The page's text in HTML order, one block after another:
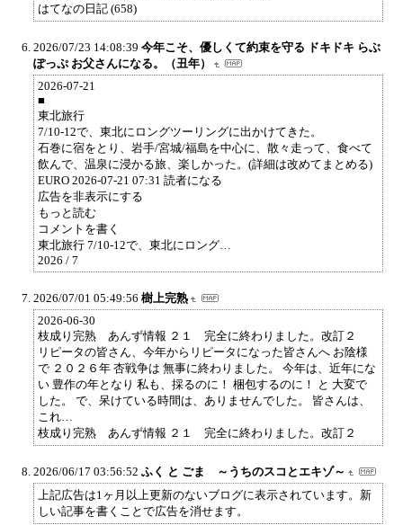
はてなの日記 (658)
2026/07/23 14:08:39 今年こそ、優しくて約束を守る ドキドキ らぶ
ぽっぷ お父さんになる。（丑年）
2026-07-21
■
東北旅行
7/10-12で、東北にロングツーリングに出かけてきた。
石巻に宿をとり、岩手/宮城/福島を中心に、散々走って、食べて
飲んで、温泉に浸かる旅、楽しかった。(詳細は改めてまとめる)
EURO 2026-07-21 07:31 読者になる
広告を非表示にする
もっと読む
コメントを書く
東北旅行 7/10-12で、東北にロング…
2026 / 7
2026/07/01 05:49:56 樹上完熟
2026-06-30
枝成り完熟 あんず情報 ２１ 完全に終わりました。改訂２
リピータの皆さん、今年からリピータになった皆さんへ お陰様
で ２０２６年 杏戦争は 無事に終わりました。 今年は、近年にな
い 豊作の年となり 私も、採るのに！ 梱包するのに！ と 大変で
した。 で、呆けている時間は、ありませんでした。 皆さんは、
これ…
枝成り完熟 あんず情報 ２１ 完全に終わりました。改訂２
2026/06/17 03:56:52 ふく と ごま ～うちのスコとエキゾ～
上記広告は1ヶ月以上更新のないブログに表示されています。新
しい記事を書くことで広告を消せます。